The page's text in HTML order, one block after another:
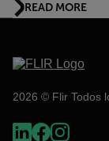
READ MORE
2026 © Flir Todos